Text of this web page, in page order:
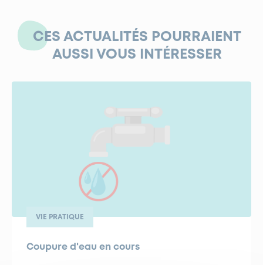
CES ACTUALITÉS POURRAIENT
AUSSI VOUS INTÉRESSER
VIE PRATIQUE
Coupure d'eau en cours